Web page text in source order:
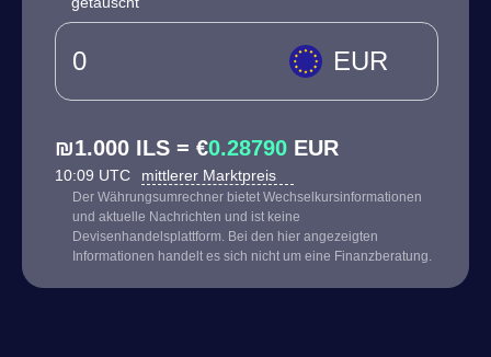
EUR
₪1.000 ILS = €0.28790 EUR
10:09 UTC mittlerer Marktpreis
Der Währungsumrechner bietet Wechselkursinformationen
und aktuelle Nachrichten und ist keine
Devisenhandelsplattform. Bei den hier angezeigten
Informationen handelt es sich nicht um eine Finanzberatung.